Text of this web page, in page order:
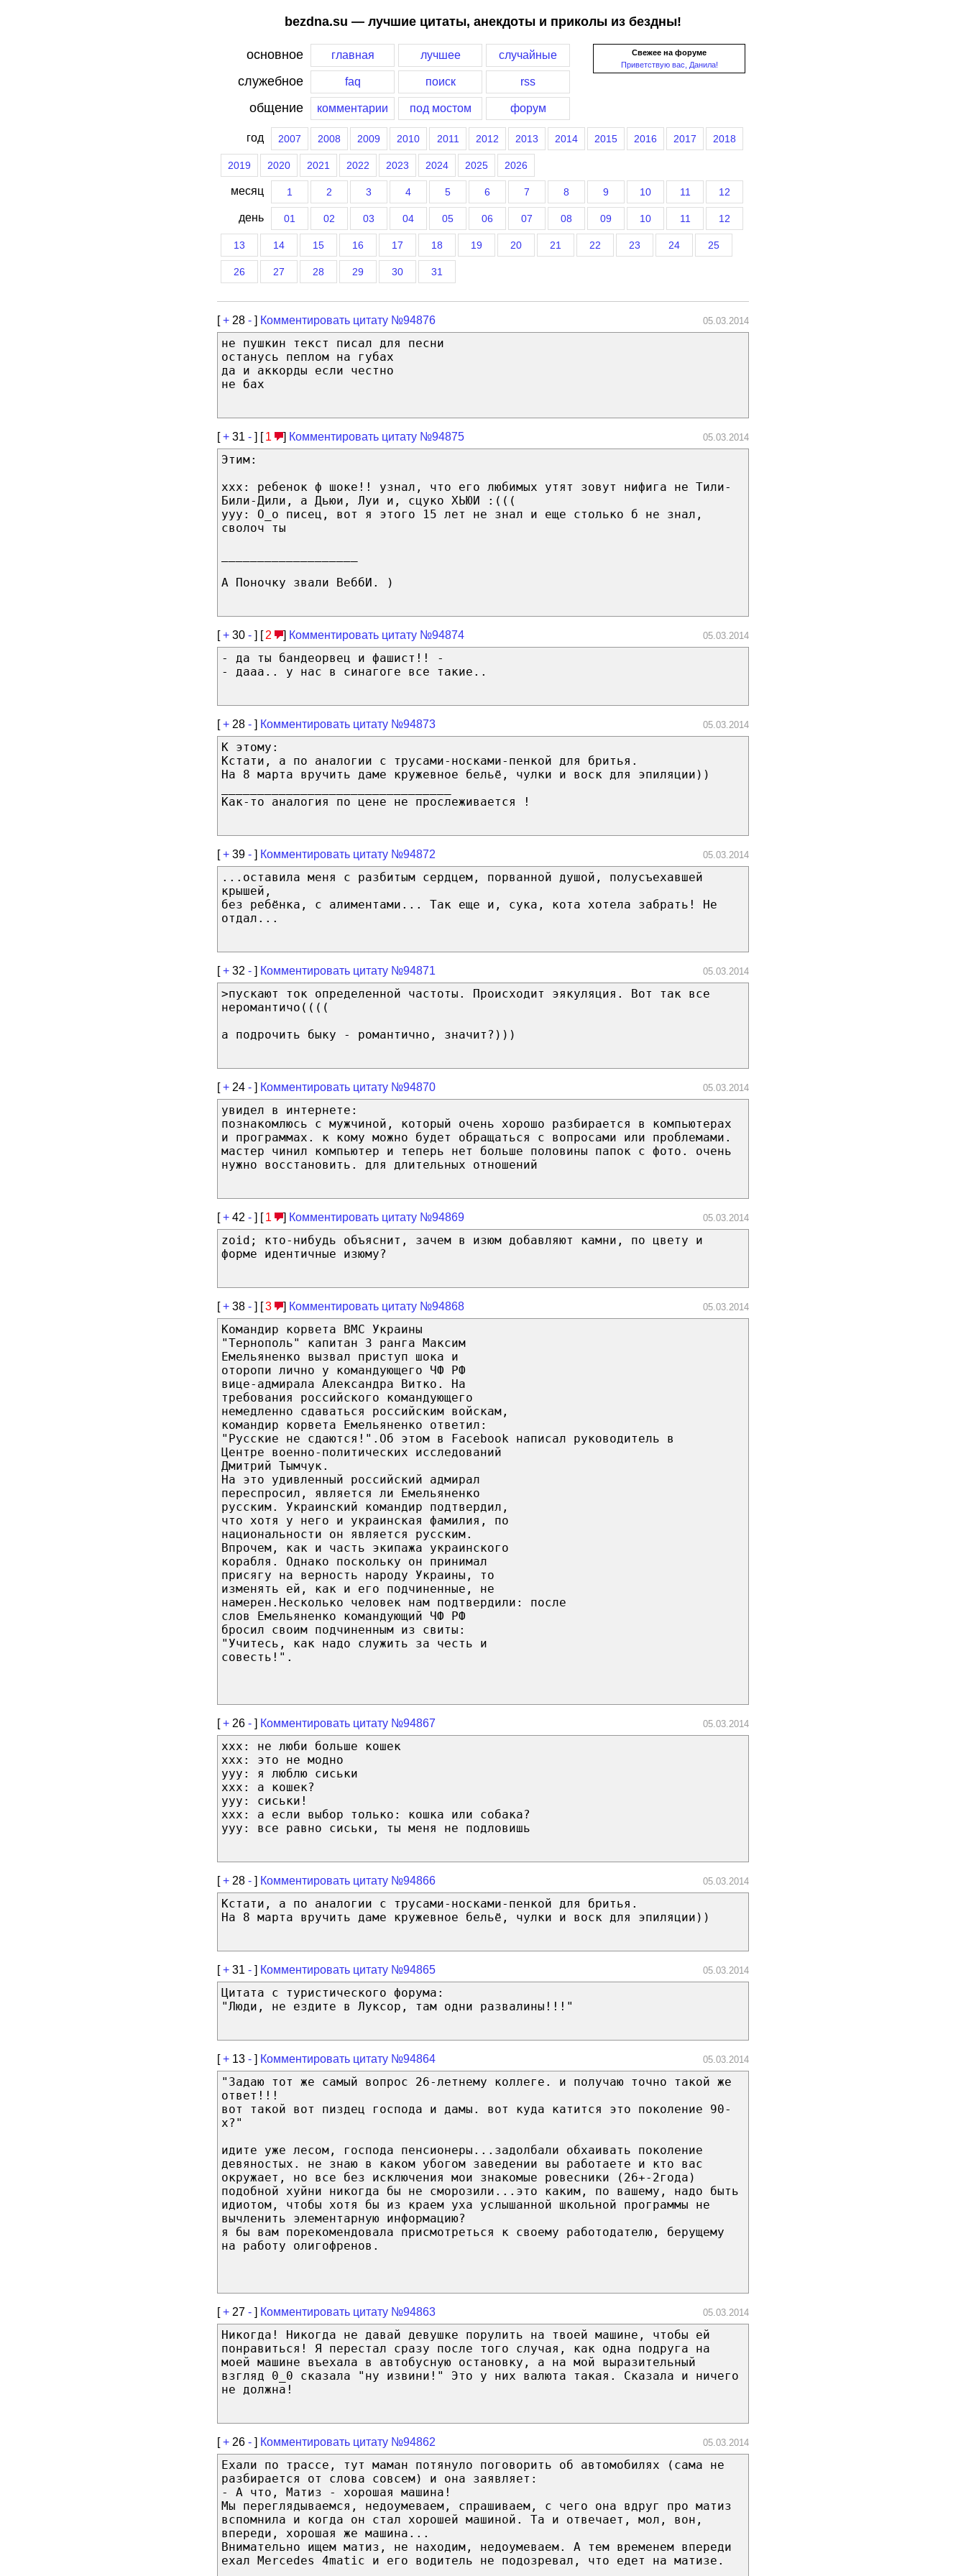
bezdna.su — лучшие цитаты, анекдоты и приколы из бездны!
Свежее на форуме
Приветствую вас, Данила!
основное главная лучшее случайные
служебное faq поиск rss
общение комментарии под мостом форум
год 2007 2008 2009 2010 2011 2012 2013 2014 2015 2016 2017 2018
2019 2020 2021 2022 2023 2024 2025 2026
месяц 1 2 3 4 5 6 7 8 9 10 11 12
день 01 02 03 04 05 06 07 08 09 10 11 12
13 14 15 16 17 18 19 20 21 22 23 24 25
26 27 28 29 30 31
[+ 28 - ] Комментировать цитату №94876 05.03.2014
не пушкин текст писал для песни
останусь пеплом на губах
да и аккорды если честно
не бах
[+ 31 - ] [ 1 ] Комментировать цитату №94875 05.03.2014
Этим:
ххх: ребенок ф шоке!! узнал, что его любимых утят зовут нифига не Тили-
Били-Дили, а Дьюи, Луи и, сцуко ХЬЮИ :(((
ууу: О_о писец, вот я этого 15 лет не знал и еще столько б не знал,
сволоч ты
А Поночку звали ВеббИ. )
[+ 30 - ] [ 2 ] Комментировать цитату №94874 05.03.2014
- да ты бандеорвец и фашист!! -
- дааа.. у нас в синагоге все такие..
[+ 28 - ] Комментировать цитату №94873 05.03.2014
К этому:
Кстати, а по аналогии с трусами-носками-пенкой для бритья.
На 8 марта вручить даме кружевное бельё, чулки и воск для эпиляции))
Как-то аналогия по цене не прослеживается !
[+ 39 - ] Комментировать цитату №94872 05.03.2014
...оставила меня с разбитым сердцем, порванной душой, полусъехавшей
крышей,
без ребёнка, с алиментами... Так еще и, сука, кота хотела забрать! Не
отдал...
[+ 32 - ] Комментировать цитату №94871 05.03.2014
>пускают ток определенной частоты. Происходит эякуляция. Вот так все
неромантичо((((
а подрочить быку - романтично, значит?)))
[+ 24 - ] Комментировать цитату №94870 05.03.2014
увидел в интернете:
познакомлюсь с мужчиной, который очень хорошо разбирается в компьютерах
и программах. к кому можно будет обращаться с вопросами или проблемами.
мастер чинил компьютер и теперь нет больше половины папок с фото. очень
нужно восстановить. для длительных отношений
[+ 42 - ] [ 1 ] Комментировать цитату №94869 05.03.2014
zoid; кто-нибудь объяснит, зачем в изюм добавляют камни, по цвету и
форме идентичные изюму?
[+ 38 - ] [3 ] Комментировать цитату №94868 05.03.2014
Командир корвета ВМС Украины
"Тернополь" капитан 3 ранга Максим
Емельяненко вызвал приступ шока и
оторопи лично у командующего ЧФ РФ
вице-адмирала Александра Витко. На
требования российского командующего
немедленно сдаваться российским войскам,
командир корвета Емельяненко ответил:
"Русские не сдаются!".Об этом в Facebook написал руководитель в
Центре военно-политических исследований
Дмитрий Тымчук.
На это удивленный российский адмирал
переспросил, является ли Емельяненко
русским. Украинский командир подтвердил,
что хотя у него и украинская фамилия, по
национальности он является русским.
Впрочем, как и часть экипажа украинского
корабля. Однако поскольку он принимал
присягу на верность народу Украины, то
изменять ей, как и его подчиненные, не
намерен.Несколько человек нам подтвердили: после
слов Емельяненко командующий ЧФ РФ
бросил своим подчиненным из свиты:
"Учитесь, как надо служить за честь и
совесть!".
[+ 26 - ] Комментировать цитату №94867 05.03.2014
xxx: не люби больше кошек
xxx: это не модно
yyy: я люблю сиськи
xxx: а кошек?
yyy: сиськи!
xxx: а если выбор только: кошка или собака?
yyy: все равно сиськи, ты меня не подловишь
[+ 28 - ] Комментировать цитату №94866 05.03.2014
Кстати, а по аналогии с трусами-носками-пенкой для бритья.
На 8 марта вручить даме кружевное бельё, чулки и воск для эпиляции))
[+ 31 - ] Комментировать цитату №94865 05.03.2014
Цитата с туристического форума:
"Люди, не ездите в Луксор, там одни развалины!!!"
[+ 13 - ] Комментировать цитату №94864 05.03.2014
"Задаю тот же самый вопрос 26-летнему коллеге. и получаю точно такой же
ответ!!!
вот такой вот пиздец господа и дамы. вот куда катится это поколение 90-
х?"
идите уже лесом, господа пенсионеры...задолбали обхаивать поколение
девяностых. не знаю в каком убогом заведении вы работаете и кто вас
окружает, но все без исключения мои знакомые ровесники (26+-2года)
подобной хуйни никогда бы не сморозили...это каким, по вашему, надо быть
идиотом, чтобы хотя бы из краем уха услышанной школьной программы не
вычленить элементарную информацию?
я бы вам порекомендовала присмотреться к своему работодателю, берущему
на работу олигофренов.
[+ 27 - ] Комментировать цитату №94863 05.03.2014
Никогда! Никогда не давай девушке порулить на твоей машине, чтобы ей
понравиться! Я перестал сразу после того случая, как одна подруга на
моей машине въехала в автобусную остановку, а на мой выразительный
взгляд 0_0 сказала "ну извини!" Это у них валюта такая. Сказала и ничего
не должна!
[+ 26 - ] Комментировать цитату №94862 05.03.2014
Ехали по трассе, тут маман потянуло поговорить об автомобилях (сама не
разбирается от слова совсем) и она заявляет:
- А что, Матиз - хорошая машина!
Мы переглядываемся, недоумеваем, спрашиваем, с чего она вдруг про матиз
вспомнила и когда он стал хорошей машиной. Та и отвечает, мол, вон,
впереди, хорошая же машина...
Внимательно ищем матиз, не находим, недоумеваем. А тем временем впереди
ехал Merсedes 4matic и его водитель не подозревал, что едет на матизе.